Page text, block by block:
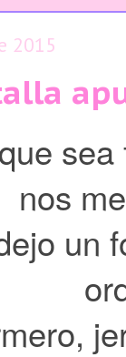
2015
nos
un